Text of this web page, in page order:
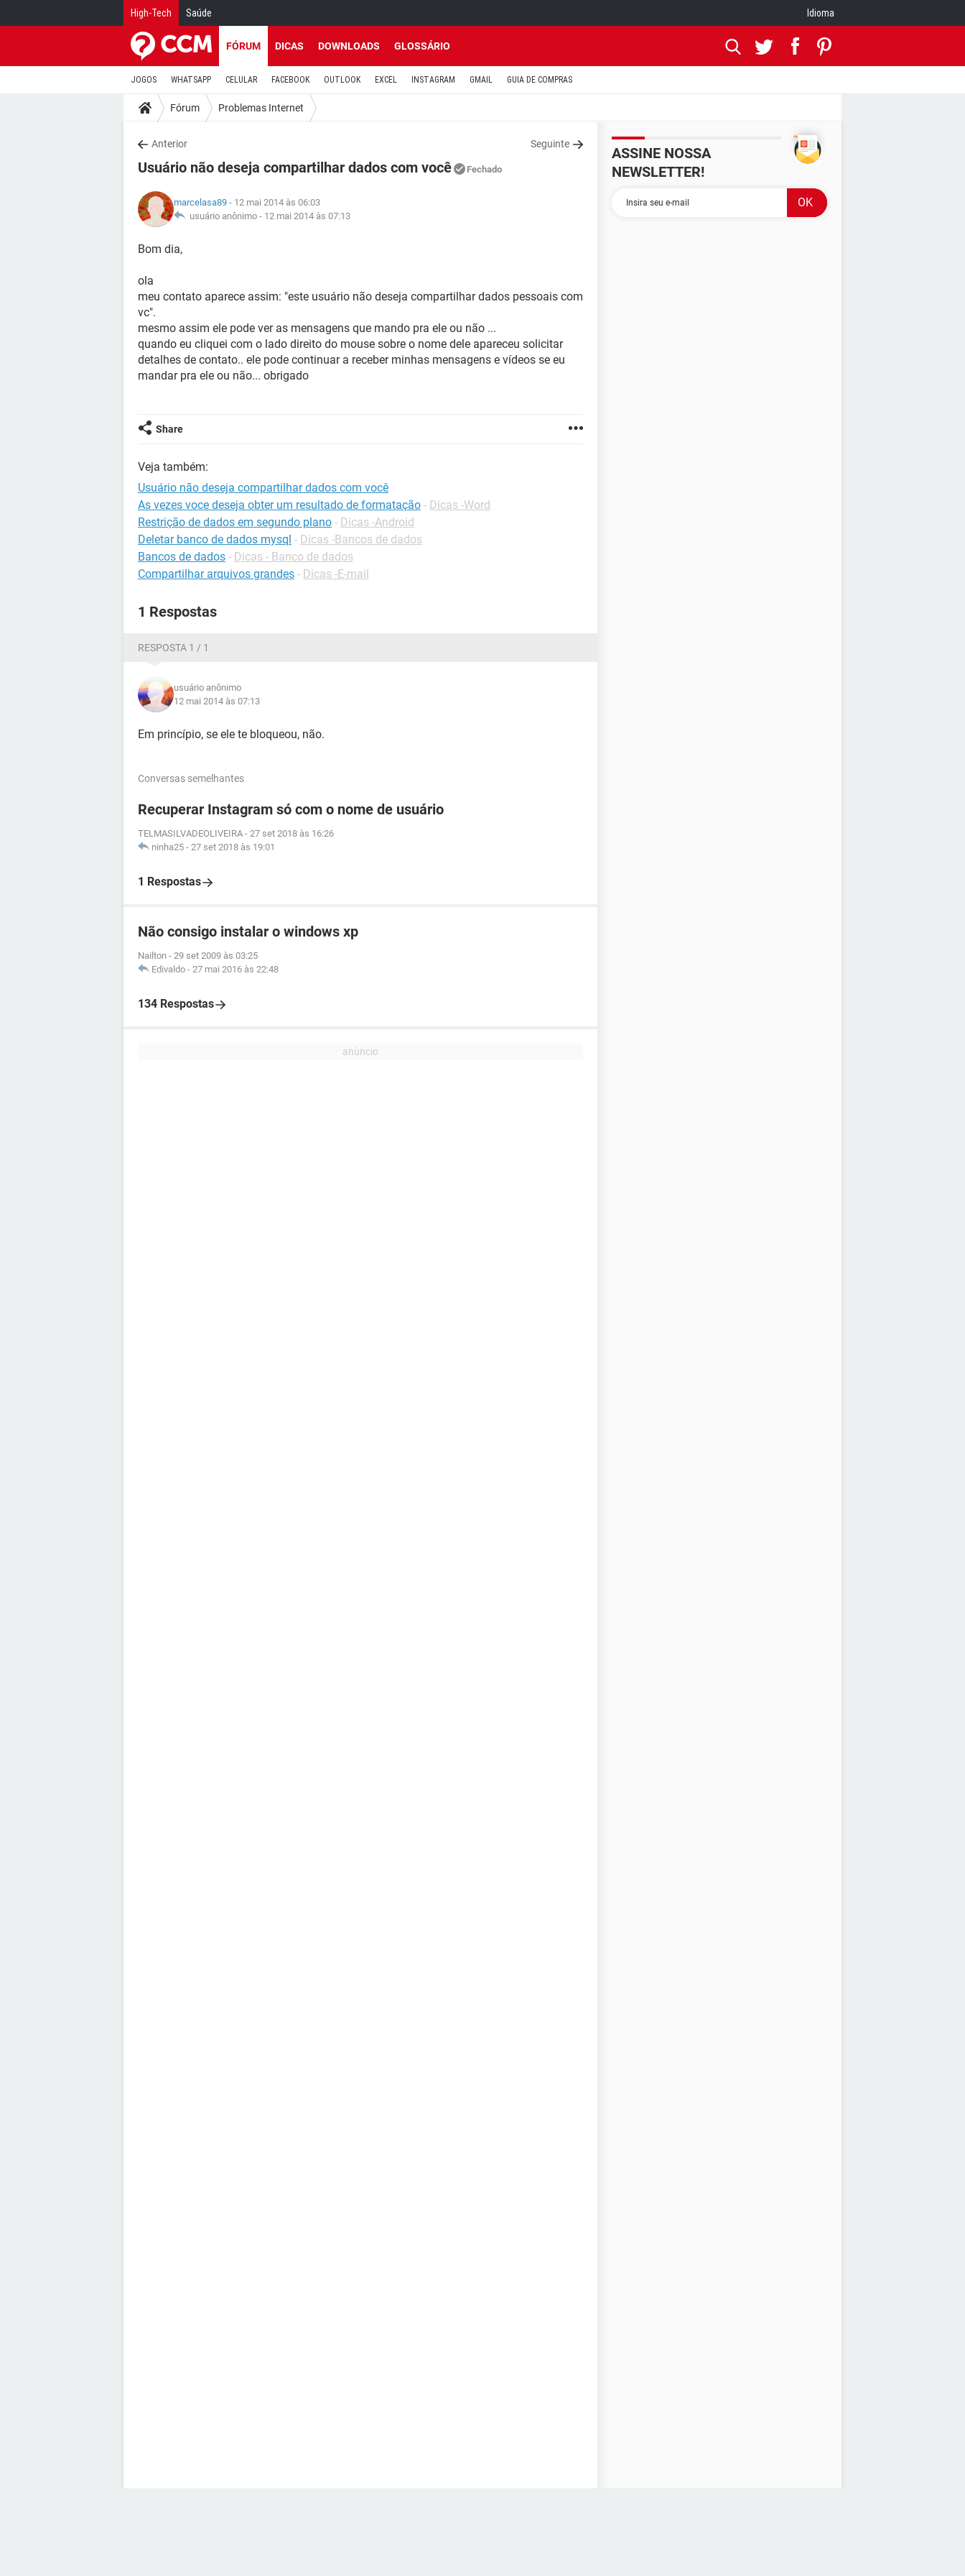
High-Tech Saúde Idioma
FÓRUM DICAS DOWNLOADS GLOSSÁRIO
JOGOS WHATSAPP CELULAR FACEBOOK OUTLOOK EXCEL INSTAGRAM GMAIL GUIA DE COMPRAS
Fórum Problemas Internet
Anterior Seguinte
Usuário não deseja compartilhar dados com você Fechado
marcelasa89 - 12 mai 2014 às 06:03
usuário anônimo - 12 mai 2014 às 07:13
Bom dia,
ola
meu contato aparece assim: "este usuário não deseja compartilhar dados pessoais com
vc".
mesmo assim ele pode ver as mensagens que mando pra ele ou não ...
quando eu cliquei com o lado direito do mouse sobre o nome dele apareceu solicitar
detalhes de contato.. ele pode continuar a receber minhas mensagens e vídeos se eu
mandar pra ele ou não... obrigado
Share
Veja também:
Usuário não deseja compartilhar dados com você
As vezes voce deseja obter um resultado de formatação - Dicas -Word
Restrição de dados em segundo plano - Dicas -Android
Deletar banco de dados mysql - Dicas -Bancos de dados
Bancos de dados - Dicas - Banco de dados
Compartilhar arquivos grandes - Dicas -E-mail
1 Respostas
RESPOSTA 1 / 1
usuário anônimo
12 mai 2014 às 07:13
Em princípio, se ele te bloqueou, não.
Conversas semelhantes
Recuperar Instagram só com o nome de usuário
TELMASILVADEOLIVEIRA - 27 set 2018 às 16:26
ninha25 - 27 set 2018 às 19:01
1 Respostas
Não consigo instalar o windows xp
Nailton - 29 set 2009 às 03:25
Edivaldo - 27 mai 2016 às 22:48
134 Respostas
ASSINE NOSSA
NEWSLETTER!